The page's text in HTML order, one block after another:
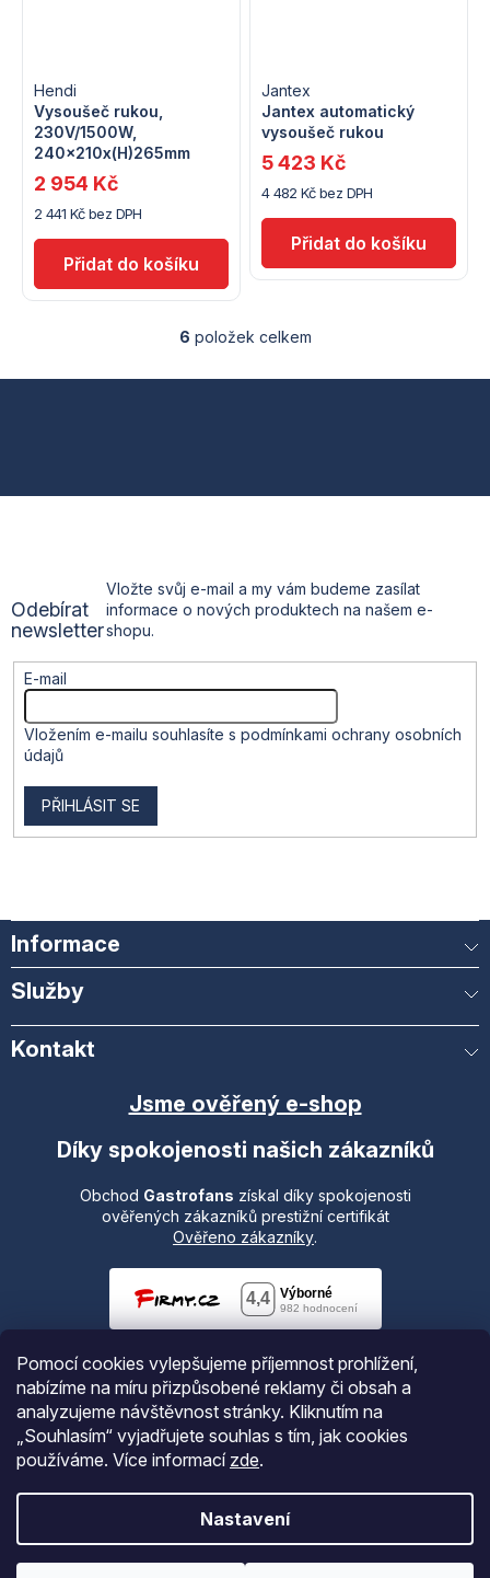
Pomocí cookies vylepšujeme příjemnost prohlížení,
nabízíme na míru přizpůsobené reklamy či obsah a
analyzujeme návštěvnost stránky. Kliknutím na
„Souhlasím“ vyjadřujete souhlas s tím, jak cookies
používáme. Více informací zde.
Nastavení
Vysoušeč rukou,
230V/1500W,
240x210x(H)265mm
Hendi
2 441 Kč bez DPH
2 954 Kč
Jantex automatický
vysoušeč rukou
Jantex
4 482 Kč bez DPH
5 423 Kč
O
í
y
v
p
u
6 položek celkem
p
Odebírat
newsletter
Vložte svůj e-mail a my vám budeme zasílat
informace o nových produktech na našem e-
shopu.
E-mail
Vložením e-mailu souhlasíte s podmínkami ochrany osobních
údajů
PŘIHLÁSIT SE
Informace
Služby
Kontakt
Jsme ověřený e-shop
Díky spokojenosti našich zákazníků
Obchod Gastrofans získal díky spokojenosti
ověřených zákazníků prestižní certifikát
Ověřeno zákazníky.
Gastrofans.cz